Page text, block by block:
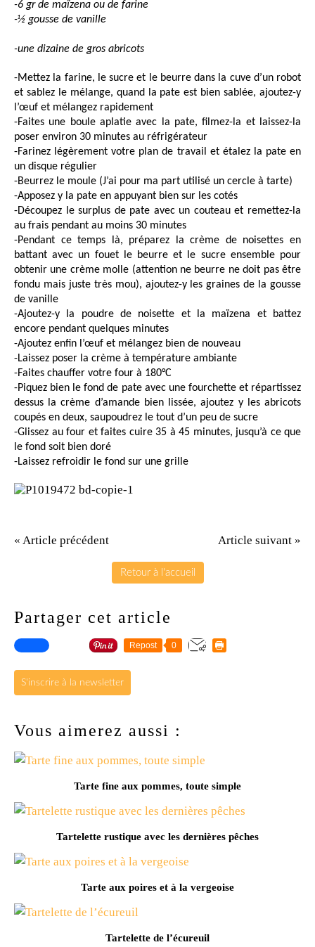
-6 gr de maïzena ou de farine
-½ gousse de vanille
-une dizaine de gros abricots
-Mettez la farine, le sucre et le beurre dans la cuve d’un robot
et sablez le mélange, quand la pate est bien sablée, ajoutez-y
l’œuf et mélangez rapidement
-Faites une boule aplatie avec la pate, filmez-la et laissez-la
poser environ 30 minutes au réfrigérateur
-Farinez légèrement votre plan de travail et étalez la pate en
un disque régulier
-Beurrez le moule (J’ai pour ma part utilisé un cercle à tarte)
-Apposez y la pate en appuyant bien sur les cotés
-Découpez le surplus de pate avec un couteau et remettez-la
au frais pendant au moins 30 minutes
-Pendant ce temps là, préparez la crème de noisettes en
battant avec un fouet le beurre et le sucre ensemble pour
obtenir une crème molle (attention ne beurre ne doit pas être
fondu mais juste très mou), ajoutez-y les graines de la gousse
de vanille
-Ajoutez-y la poudre de noisette et la maïzena et battez
encore pendant quelques minutes
-Ajoutez enfin l’œuf et mélangez bien de nouveau
-Laissez poser la crème à température ambiante
-Faites chauffer votre four à 180°C
-Piquez bien le fond de pate avec une fourchette et répartissez
dessus la crème d’amande bien lissée, ajoutez y les abricots
coupés en deux, saupoudrez le tout d’un peu de sucre
-Glissez au four et faites cuire 35 à 45 minutes, jusqu’à ce que
le fond soit bien doré
-Laissez refroidir le fond sur une grille
« Article précédent Article suivant »
Retour à l'accueil
Partager cet article
Repost 0
S'inscrire à la newsletter
Vous aimerez aussi :
Tarte fine aux pommes, toute simple
Tartelette rustique avec les dernières pêches
Tarte aux poires et à la vergeoise
Tartelette de l’écureuil